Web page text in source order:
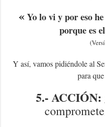
«Yo lo vi y por eso
porque es
Y así, vamos pidiéndole al
para
5.- ACCIÓN: